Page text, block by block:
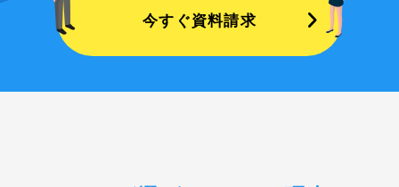
今すぐ資料請求